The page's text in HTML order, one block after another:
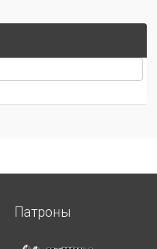
Патроны